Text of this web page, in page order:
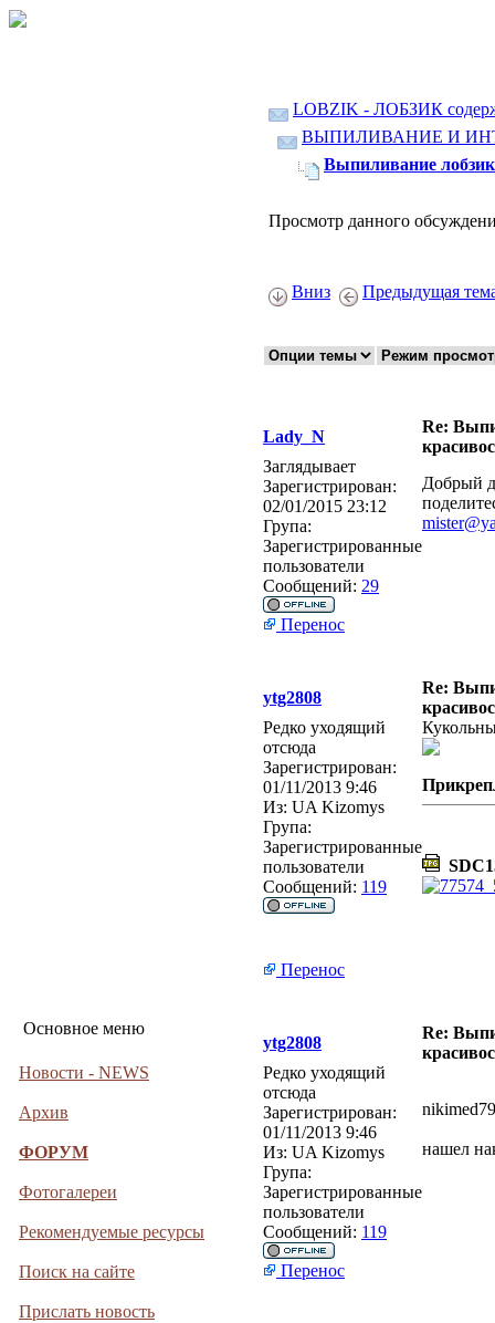
Основное меню
Новости - NEWS
Архив
ФОРУМ
Фотогалереи
Рекомендуемые ресурсы
Поиск на сайте
Прислать новость
LOBZIK - ЛОБЗИК
ВЫПИЛИВАНИЕ И
Выпиливание
Просмотр данного
Вниз Предыдущая
Lady_N
Re:
Заглядывает
Зарегистрирован:
02/01/2015 23:12
Група:
Зарегистрированные
пользователи
Сообщений: 29
Добрый
Перенос
ytg2808
Re:
Редко уходящий
отсюда
Зарегистрирован:
01/11/2013 9:46
Из: UA Kizomys
Група:
Зарегистрированные
пользователи
Сообщений: 119
Перенос
ytg2808
Re:
Редко уходящий
отсюда
Зарегистрирован:
01/11/2013 9:46
Из: UA Kizomys
Група:
Зарегистрированные
пользователи
Сообщений: 119
нашел
Перенос